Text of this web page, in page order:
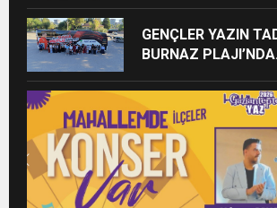
GENÇLER YAZIN
BURNAZ PLAJI’NDA